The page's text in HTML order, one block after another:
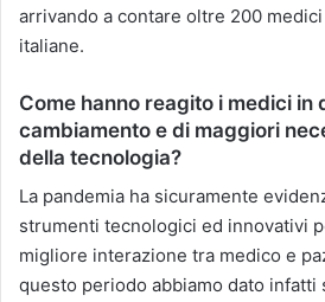
arrivando a contare oltre 200
italiane.
Come hanno reagito i medici in
cambiamento e di maggiori
della tecnologia?
La pandemia ha sicuramente
strumenti tecnologici ed innovativi
migliore interazione tra medico e
questo periodo abbiamo dato infatti